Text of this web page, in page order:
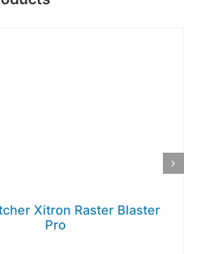
Xitron Raster Blaster
Pro